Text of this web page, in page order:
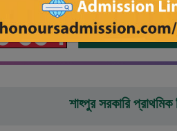
শাহ্পুর সরকারি প্রাথমিক